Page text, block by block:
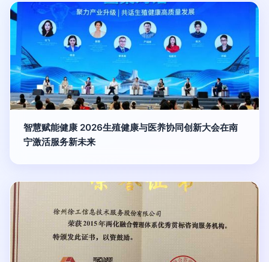
智慧赋能健康 2026生殖健康与医养协同创新大会在南
宁激活服务新未来